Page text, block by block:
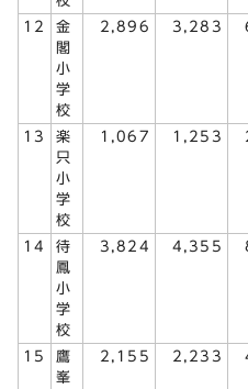
12
金
閣
小
学
校
2,896 3,283
13
楽
只
小
学
校
1,067 1,253
14
待
鳳
小
学
校
3,824 4,355
15
鷹
峯
2,155 2,233